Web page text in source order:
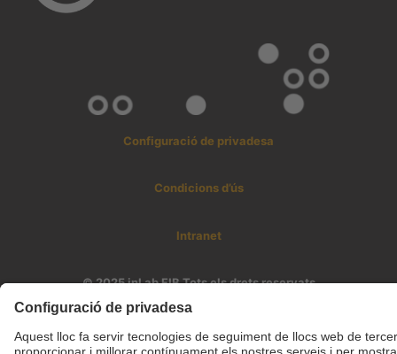
Configuració de privadesa
Condicions d’ús
Intranet
© 2025 inLab FIB Tots els drets reservats